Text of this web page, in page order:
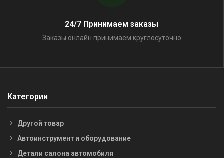
24/7 Принимаем заказы
Заказы онлайн принимаем круглосуточно
Категории
Другой товар
Автоинструмент и оборудование
Детали салона автомобиля